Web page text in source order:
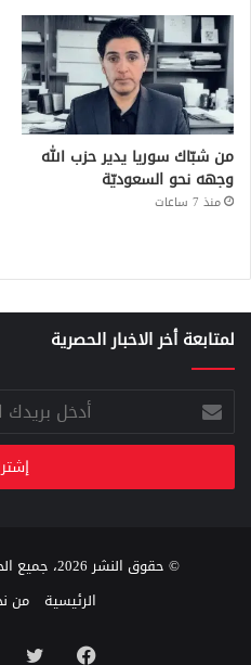
من شبّاك سوريا يدير حزب الله
وجهه نحو السعوديّة
منذ 7 ساعات
لمتابعة أخر الاخبار الحصرية
أدخل
بريدك
الإلكتروني
© حقوق النشر 2026، جميع الحقوق محفوظة |
الرئيسية
من
فيسبوك